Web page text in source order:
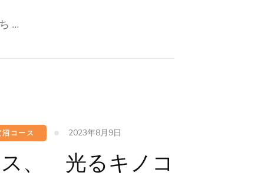
…
コース 2023年8月9日
ス、 光るキノコ